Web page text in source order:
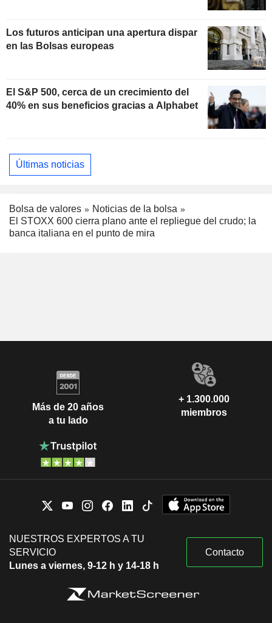
Los futuros anticipan una apertura dispar
en las Bolsas europeas
El S&P 500, cerca de un crecimiento del
40% en sus beneficios gracias a Alphabet
Últimas noticias
Bolsa de valores
Noticias de la bolsa
El STOXX 600 cierra plano ante el repliegue del crudo; la
banca italiana en el punto de mira
Más de 20 años
a tu lado
+ 1.300.000
miembros
NUESTROS EXPERTOS A TU
SERVICIO
Lunes a viernes, 9-12 h y 14-18 h
Contacto